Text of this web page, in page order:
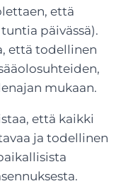
että
päivässä).
että todellinen
mukaan.
että kaikki
ja todellinen